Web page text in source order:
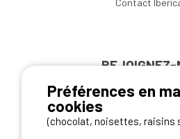
Contact
REJOIGNEZ-
Préférences en
cookies
(chocolat, noisettes, raisins